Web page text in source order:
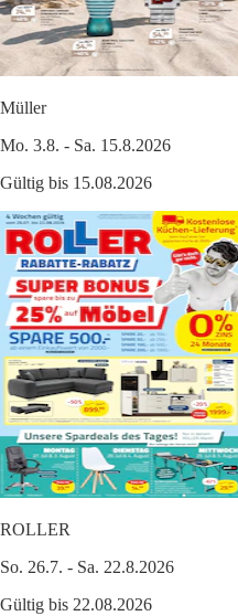
Müller
Mo. 3.8. - Sa. 15.8.2026
Gültig bis 15.08.2026
ROLLER
So. 26.7. - Sa. 22.8.2026
Gültig bis 22.08.2026